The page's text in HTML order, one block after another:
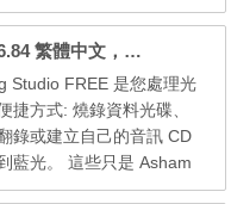
*號）來篩選要套用的檔
用指定資料夾或子資料
改日期和時間； 可選擇
最後修改日期和時間；
...
Ashampoo Burning Studio Free 6.84 繁體中文，免費中文燒錄軟體
Studio FREE 是您處理光
捷方式: 燒錄資料光碟、
錄或建立自己的音訊 CD
藍光。 這些只是 Asham
FREE 的眾多功能中的一